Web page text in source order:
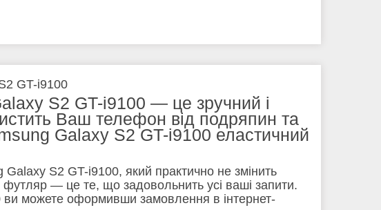
GT-i9100
S2 GT-i9100 — це зручний і
Ваш телефон від подряпин та
Galaxy S2 GT-i9100 еластичний
S2 GT-i9100, який практично не змінить
— це те, що задовольнить усі ваші запити.
можете оформивши замовлення в інтернет-